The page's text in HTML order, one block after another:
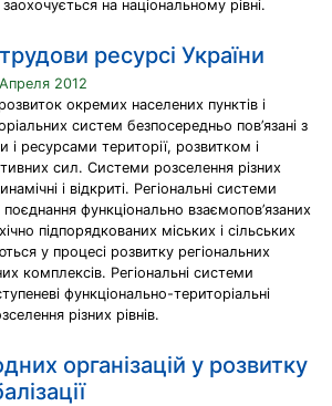
на національному рівні.
ресурсі України
2012
окремих населених пунктів і
систем безпосередньо пов’язані з
ресурсами території, розвитком і
сил. Системи розселення різних
і відкриті. Регіональні системи
поєднання функціонально взаємопов’язаних
підпорядкованих міських і сільських
у процесі розвитку регіональних
комплексів. Регіональні системи
функціонально-територіальні
різних рівнів.
організацій у розвитку